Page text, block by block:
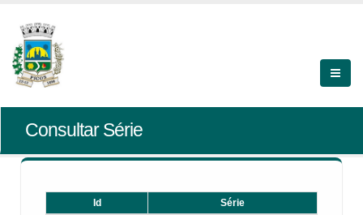
Consultar Série
Id
Série